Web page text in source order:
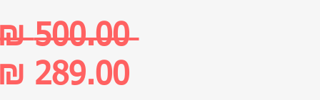
‏500.00 ‏₪
מחיר‏289.00 ‏₪